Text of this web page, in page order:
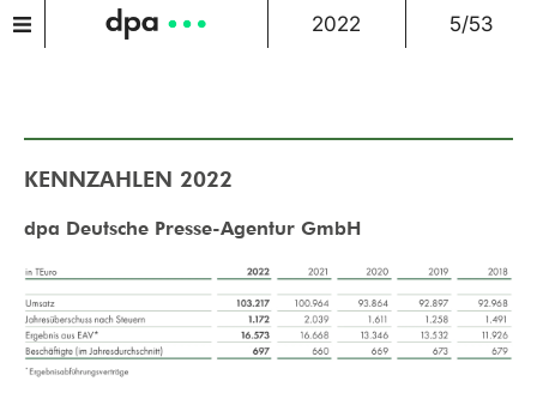
2022 5/53
KENNZAHLEN 2022
dpa Deutsche Presse-Agentur GmbH